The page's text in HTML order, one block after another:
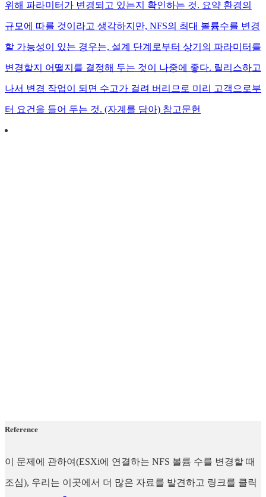
위해 파라미터가 변경되고 있는지 확인하는 것. 요약 환경의
규모에 따를 것이라고 생각하지만, NFS의 최대 볼륨수를 변경
할 가능성이 있는 경우는, 설계 단계로부터 상기의 파라미터를
변경할지 어떨지를 결정해 두는 것이 나중에 좋다. 릴리스하고
나서 변경 작업이 되면 수고가 걸려 버리므로 미리 고객으로부
터 요건을 들어 두는 것. (자계를 담아) 참고문헌
Reference
이 문제에 관하여(ESXi에 연결하는 NFS 볼륨 수를 변경할 때
조심), 우리는 이곳에서 더 많은 자료를 발견하고 링크를 클릭